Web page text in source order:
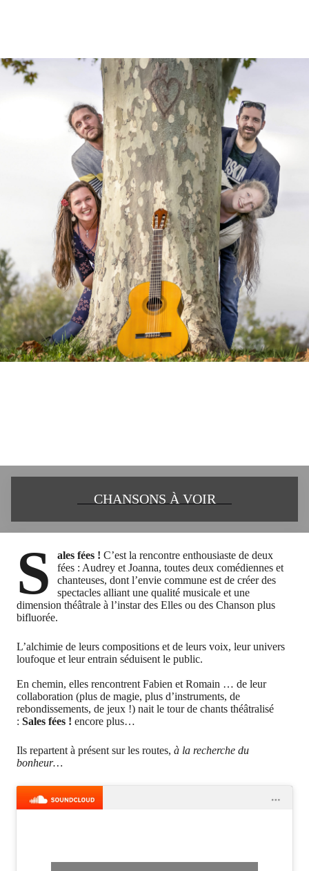
CHANSONS À VOIR
S ales fées ! C’est la rencontre enthousiaste de deux
fées : Audrey et Joanna, toutes deux comédiennes et
chanteuses, dont l’envie commune est de créer des
spectacles alliant une qualité musicale et une
dimension théâtrale à l’instar des Elles ou des Chanson plus
bifluorée.
L’alchimie de leurs compositions et de leurs voix, leur univers
loufoque et leur entrain séduisent le public.
En chemin, elles rencontrent Fabien et Romain … de leur
collaboration (plus de magie, plus d’instruments, de
rebondissements, de jeux !) nait le tour de chants théâtralisé
: Sales fées ! encore plus…
Ils repartent à présent sur les routes, à la recherche du
bonheur…